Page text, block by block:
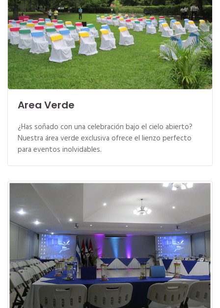
Area Verde
¿Has soñado con una celebración bajo el cielo abierto?
Nuestra área verde exclusiva ofrece el lienzo perfecto
para eventos inolvidables.